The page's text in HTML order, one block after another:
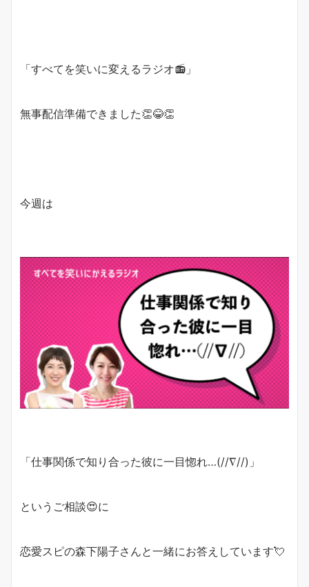
「すべてを笑いに変えるラジオ📻 」
無事配信準備できました👏😂👏
今週は
「仕事関係で知り合った彼に一目惚れ…(//∇//)」
というご相談😍に
恋愛スピの森下陽子さんと一緒にお答えしています💘